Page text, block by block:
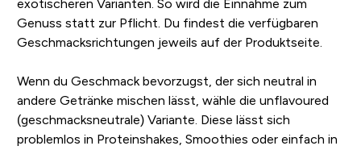
exotischeren Varianten. So wird die Einnahme zum
Genuss statt zur Pflicht. Du findest die verfügbaren
Geschmacksrichtungen jeweils auf der Produktseite.
Wenn du Geschmack bevorzugst, der sich neutral in
andere Getränke mischen lässt, wähle die unflavoured
(geschmacksneutrale) Variante. Diese lässt sich
problemlos in Proteinshakes, Smoothies oder einfach in